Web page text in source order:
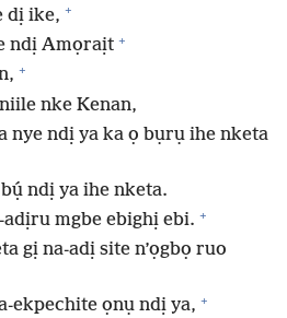
dị ike, +
ndị Amọraịt +
+
nke Kenan,
nye ndị ya ka ọ bụrụ ihe nketa
ndị ya ihe nketa.
adịru mgbe ebighị ebi. +
gị na-adị site n’ọgbọ ruo
ekpechite ọnụ ndị ya, +